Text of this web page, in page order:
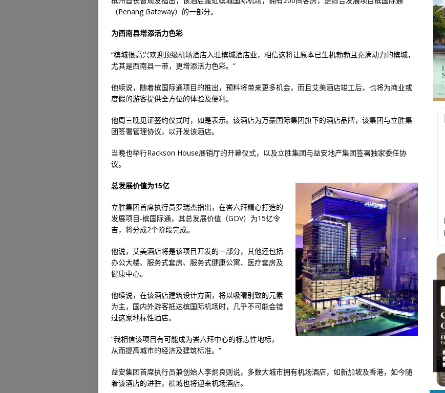
（Penang Gateway）的一部分。
为西南县增添活力色彩
“槟城很高兴欢迎顶级机场酒店入驻槟城酒店业，相信这将让原本已生机勃勃且充满动力的槟城，
尤其是西南县一带，更增添活力色彩。”
他续说，随着槟国际通项目的推出，预料将带来更多机会，而且艾美酒店竣工后，也将为商业或
度假的游客提供全方位的体验及便利。
他周三晚见证签约仪式时，如是表示。该酒店为万豪国际集团旗下的酒店品牌，该集团与立胜集
团签署管理协议，以开发该酒店。
当晚也举行Rackson House展销厅的开幕仪式，以及立胜集团与益安地产集团签署独家委任协
议。
总发展价值为15亿
立胜集团首席执行员罗瑞杰指出，在峇六拜精心打造的
发展项目-槟国际通，其总发展价值（GDV）为15亿令
吉，将分成2个阶段完成。
他说，艾美酒店将是该项目开发的一部分，其他还包括
办公大楼、服务式套房、服务式健康公寓、医疗套房及
健康中心。
他续说，在该酒店建筑设计方面，将以吸睛别致的元素
为主，国内外游客抵达槟国际机场时，几乎不可能会错
过这家地标性酒店。
“我相信该项目有可能成为峇六拜中心的标志性地标，
从而提高城市的经济及建筑标准。”
益安集团首席执行员兼创始人李烔良则说，多数大城市拥有机场酒店，如新加坡及香港，如今随
着该酒店的进驻，槟城也将迎来机场酒店。